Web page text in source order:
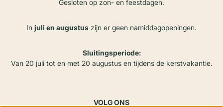
Gesloten op zon- en feestdagen.
In juli en augustus zijn er geen namiddagopeningen.
Sluitingsperiode:
Van 20 juli tot en met 20 augustus en tijdens de kerstvakantie.
VOLG ONS